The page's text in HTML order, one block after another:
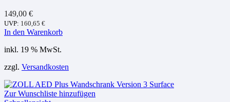
149,00 €
UVP: 160,65 €
In den Warenkorb
inkl. 19 % MwSt.
zzgl. Versandkosten
Zur Wunschliste hinzufügen